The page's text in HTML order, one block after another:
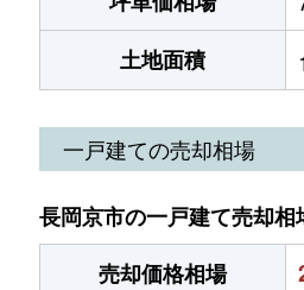
土地面積
一戸建ての売却相場
長岡京市の一戸建て売却相
売却価格相場